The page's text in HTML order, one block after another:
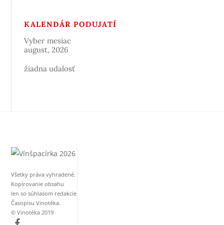
KALENDÁR PODUJATÍ
Vyber mesiac
august, 2026
žiadna udalosť
Všetky práva vyhradené.
Kopírovanie obsahu
len so súhlasom redakcie
Časopisu Vinotéka.
© Vinotéka 2019